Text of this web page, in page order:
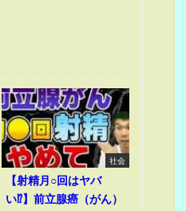
社会
【射精月○回はヤバ
い⁉︎】前立腺癌（がん）